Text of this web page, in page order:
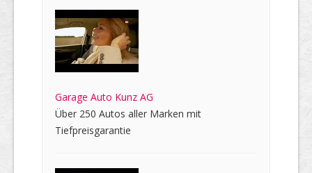
Garage Auto Kunz AG
Über 250 Autos aller Marken mit
Tiefpreisgarantie